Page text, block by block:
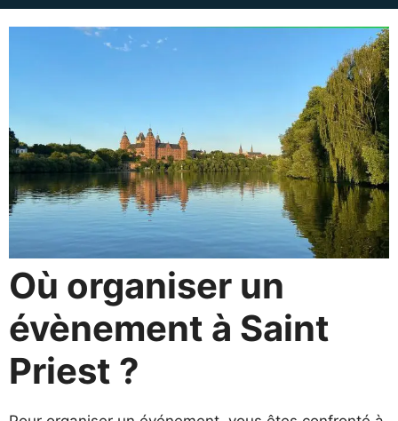
Où organiser un
évènement à Saint
Priest ?